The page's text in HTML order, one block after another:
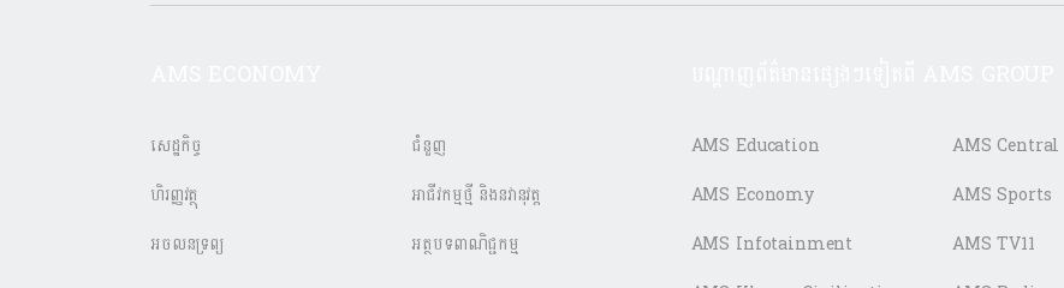
សេដ្ឋកិច្ច
ហិរញ្ញវត្ថុ
អចលនទ្រព្យ
ជំនួញ
អាជីវកម្មថ្មី និងនវានុវត្ត
អត្ថបទពាណិជ្ជកម្ម
AMS Education
AMS Economy
AMS Infotainment
AMS Central
AMS Sports
AMS TV11